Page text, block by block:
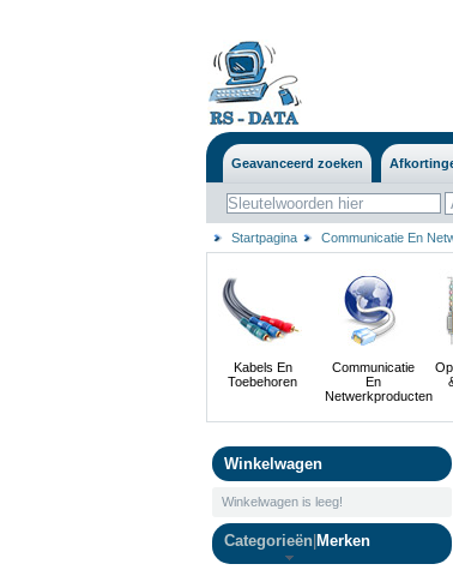
Geavanceerd zoeken
Startpagina Communicatie En
Kabels En
Toebehoren
Communicatie
En
Netwerkproducten
Winkelwagen
Winkelwagen is leeg!
Categorieën Merken